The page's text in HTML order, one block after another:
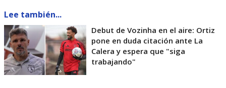
Lee también...
Debut de Vozinha en el aire: Ortiz
pone en duda citación ante La
Calera y espera que "siga
trabajando"